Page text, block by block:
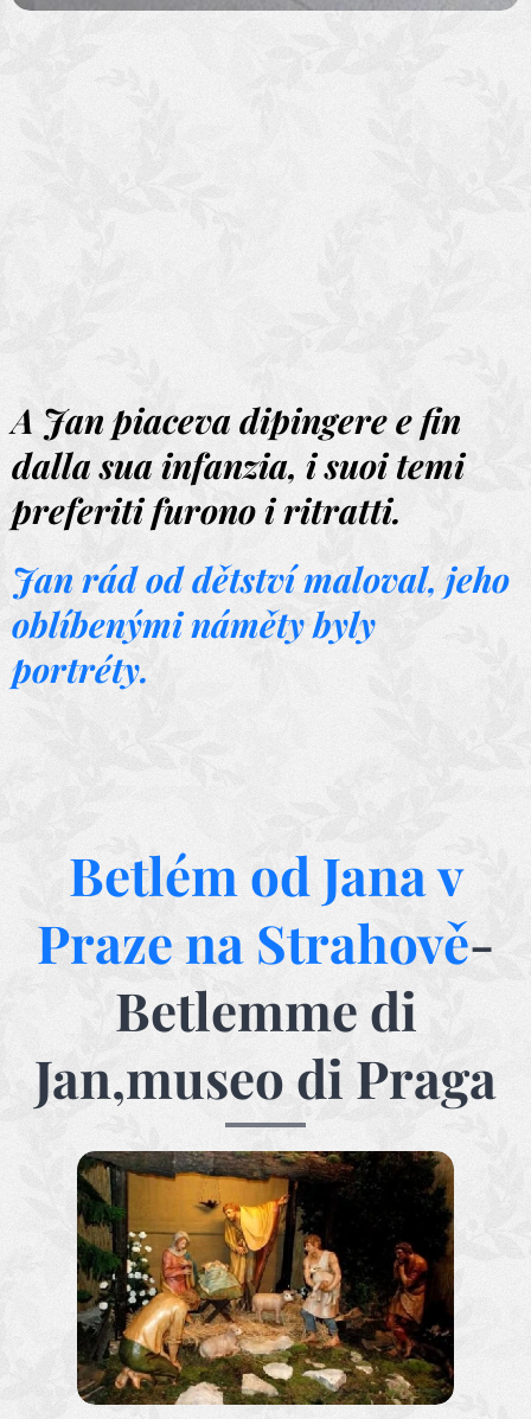
A Jan piaceva dipingere e fin
dalla sua infanzia, i suoi temi
preferiti furono iritratti.
Jan rád od dětství maloval, jeho
oblíbenými náměty byly
portréty.
Betlém od Jana v
Praze na Strahově-
Betlemme di
Jan,museo di Praga